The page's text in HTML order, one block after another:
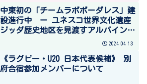
中東初の「チームラボボーダレス」建
設進行中 ー ユネスコ世界文化遺産
ジッダ歴史地区を見渡すアルバイン・
2024.04.13
《ラグビー・U20 日本代表候補》 別
府合宿参加メンバーについて